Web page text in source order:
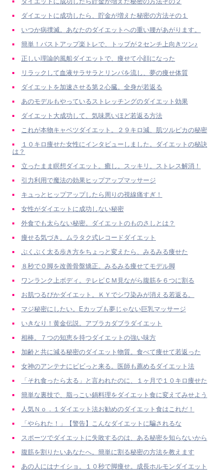
ダイエットに成功したら、貯金が増えた秘密の方法その１
いつか病撲滅。あなたのダイエットへの重い腰があがります。
簡単！バストアップ楽トレで、トップが２センチ上向きツン♪
正しい理論的風船ダイエットで、痩せて小顔になった
リラックして血液サラサラとリンパを流し、夢の痩せ体質
ダイエットを加速させる第２心臓。全身が若返る
あのモデルもやっているストレッチングのダイエット効果
ダイエット大成功して、気味悪いほど若返る方法
これが本物キャベツダイエット。２９キロ減、肌ツルピカの秘密
１０キロ痩せた女性にインタビューしました。ダイエットの秘訣
は？
立ったまま瞑想ダイエット。癒し。スッキリ。ストレス解消！
引力利用で魔法の効果ヒップアップマッサージ
キュっとヒップアップしたら周りの視線痛すぎ！
女性がダイエットに成功しない秘密
外食でも太らない秘密。ダイエットのものさしとは？
痩せる気づき。ムラタク式レコードダイエット
ぶくぶく太る歩き方をちょっと変えたら、みるみる痩せた
８秒でＯ脚を改善骨盤矯正。みるみる痩せてモデル脚
ワンランク上ボディ。テレビＣＭ見ながら腹筋を６つに割る
お肌つるぴかダイエット。ＫＹでシワ染みが消える若返る。
マジ秘密にしたい。Eカップも夢じゃない巨乳マッサージ
いきなり！黄金伝説。アブラカダブラダイエット
相棒。７つの知恵を持つダイエットの強い味方
加齢と共に減る秘密のダイエット物質。食べて痩せて若返った
女神のアンテナにビビっと来る。医師も薦めるダイエット法
「それ食ったら太る」と言われたのに、１ヶ月で１０キロ痩せた
簡単な裏技で、脂っこい鍋料理をダイエット食に変えてみせよう
人気Ｎｏ．１ダイエット法お勧めのダイエット食はこれだ！
「やられた！」【警告】こんなダイエットに騙されるな
スポーツでダイエットに失敗するのは、ある秘密を知らないから
腹筋を割りたいあなたへ。簡単に割る秘密の方法を教えます
あの人にはナイショ。１０秒で脚痩せ。成長ホルモンダイエット